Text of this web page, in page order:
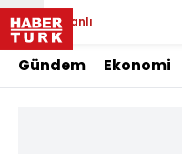
Canlı
Gündem Ekonomi